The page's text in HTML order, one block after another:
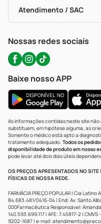
Políticas De Marketplace
Portal Da Privacidade
Atendimento / SAC
WhatsApp (47) 9202-
Nossas redes sociais
Baixe nosso APP
As informações contidas neste site
substituem, em hipótese alguma, as
Somente o médico está apto a
tratamento adequado. Todos os
disponibilidade de produto em nosso
pode levar até dois dias úteis
OS PREÇOS APRESENTADOS NO
FÍSICAS DE NOSSA REDE.
FARMÁCIA PREÇO POPULAR | Cia
84.683.481/0416-04 | End: Av. Santo
000Farmacêutica Responsável:
140.593.699.117 | AFE: 7.45817-2 |
9202-1687 | e-mail: